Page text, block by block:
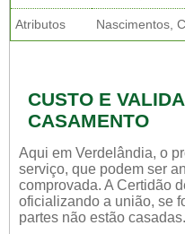
Atributos Nascimentos,
CUSTO E
CASAMENTO
Aqui em Verdelândia, o
serviço, que podem ser
comprovada. A Certidão
oficializando a união, se
partes não estão casadas.